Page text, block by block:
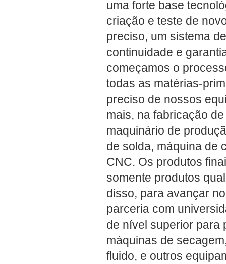
uma forte base
criação e teste de
preciso, um sistema
continuidade e
começamos o
todas as matérias-
preciso de nossos
mais, na fabricação
maquinário de
de solda, máquina de
CNC. Os produtos
somente produtos
disso, para avançar
parceria com
de nível superior para
máquinas de
fluido, e outros